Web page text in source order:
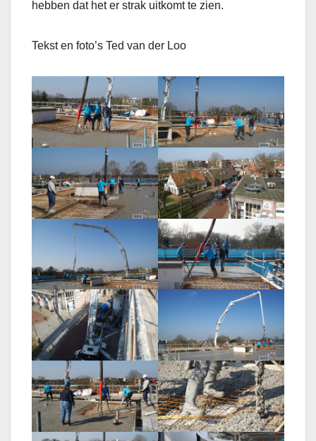
hebben dat het er strak uitkomt te zien.
Tekst en foto’s Ted van der Loo